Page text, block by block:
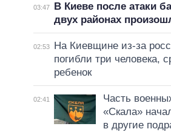
03:47
В Киеве после атаки
двух районах
02:53
На Киевщине из-за
погибли три человека,
ребенок
02:41
Часть
«Скала»
в другие